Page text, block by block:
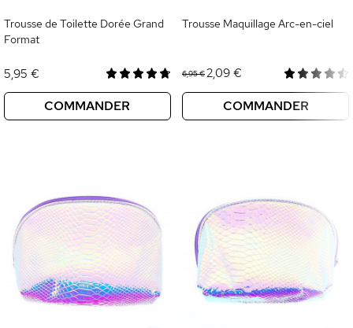
Trousse de Toilette Dorée Grand
Format
5,95 €
COMMANDER
Trousse Maquillage Arc-en-ciel
6,95 €2,09 €
COMMANDER